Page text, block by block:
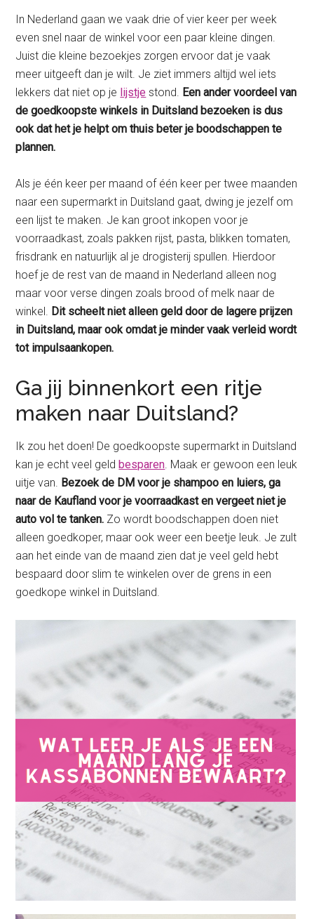
In Nederland gaan we vaak drie of vier keer per week
even snel naar de winkel voor een paar kleine dingen.
Juist die kleine bezoekjes zorgen ervoor dat je vaak
meer uitgeeft dan je wilt. Je ziet immers altijd wel iets
lekkers dat niet op je lijstje stond. Een ander voordeel van
de goedkoopste winkels in Duitsland bezoeken is dus
ook dat het je helpt om thuis beter je boodschappen te
plannen.
Als je één keer per maand of één keer per twee maanden
naar een supermarkt in Duitsland gaat, dwing je jezelf om
een lijst te maken. Je kan groot inkopen voor je
voorraadkast, zoals pakken rijst, pasta, blikken tomaten,
frisdrank en natuurlijk al je drogisterij spullen. Hierdoor
hoef je de rest van de maand in Nederland alleen nog
maar voor verse dingen zoals brood of melk naar de
winkel. Dit scheelt niet alleen geld door de lagere prijzen
in Duitsland, maar ook omdat je minder vaak verleid wordt
tot impulsaankopen.
Ga jij binnenkort een ritje
maken naar Duitsland?
Ik zou het doen! De goedkoopste supermarkt in Duitsland
kan je echt veel geldbesparen. Maak er gewoon een leuk
uitje van. Bezoek de DM voor je shampoo en luiers, ga
naar de Kaufland voor je voorraadkast en vergeet niet je
auto vol te tanken. Zo wordt boodschappen doen niet
alleen goedkoper, maar ook weer een beetje leuk. Je zult
aan het einde van de maand zien dat je veel geld hebt
bespaard door slim te winkelen over de grens in een
goedkope winkel in Duitsland.